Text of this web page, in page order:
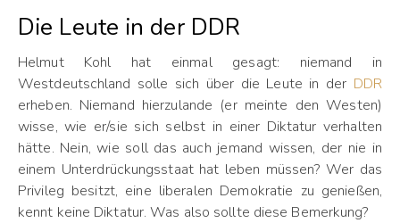
Die Leute in der DDR
Helmut Kohl hat einmal gesagt: niemand in
Westdeutschland solle sich über die Leute in der DDR
erheben. Niemand hierzulande (er meinte den Westen)
wisse, wie er/sie sich selbst in einer Diktatur verhalten
hätte. Nein, wie soll das auch jemand wissen, der nie in
einem Unterdrückungsstaat hat leben müssen? Wer das
Privileg besitzt, eine liberalen Demokratie zu genießen,
kennt keine Diktatur. Was also sollte diese Bemerkung?